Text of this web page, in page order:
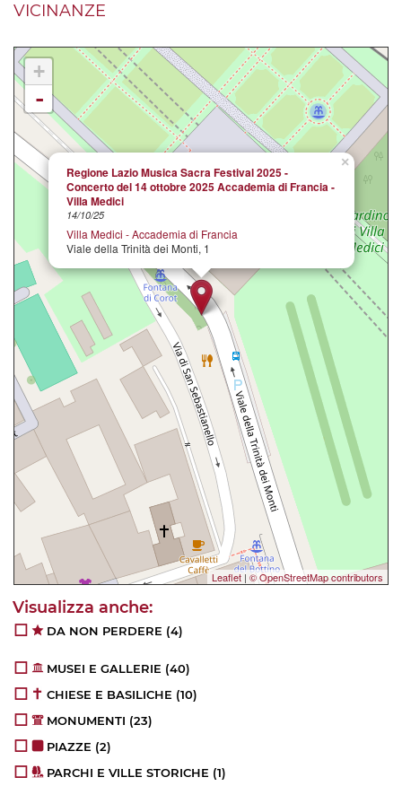
VICINANZE
×
Regione Lazio Musica Sacra Festival 2025 -
Concerto del 14 ottobre 2025 Accademia di Francia -
Villa Medici
14/10/25
Villa Medici - Accademia di Francia
Viale della Trinità dei Monti, 1
+
-
Leaflet| © OpenStreetMap contributors
DA NON PERDERE (4)
MUSEI E GALLERIE (40)
CHIESE E BASILICHE (10)
MONUMENTI (23)
PIAZZE (2)
PARCHI E VILLE STORICHE (1)